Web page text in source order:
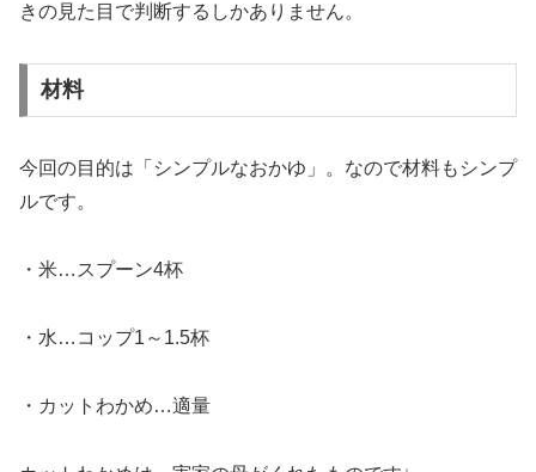
きの見た目で判断するしかありません。
材料
今回の目的は「シンプルなおかゆ」。なので材料もシンプ
ルです。
・米…スプーン4杯
・水…コップ1～1.5杯
・カットわかめ…適量